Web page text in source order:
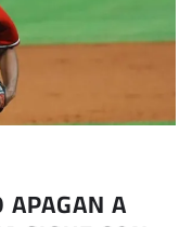
APAGAN A